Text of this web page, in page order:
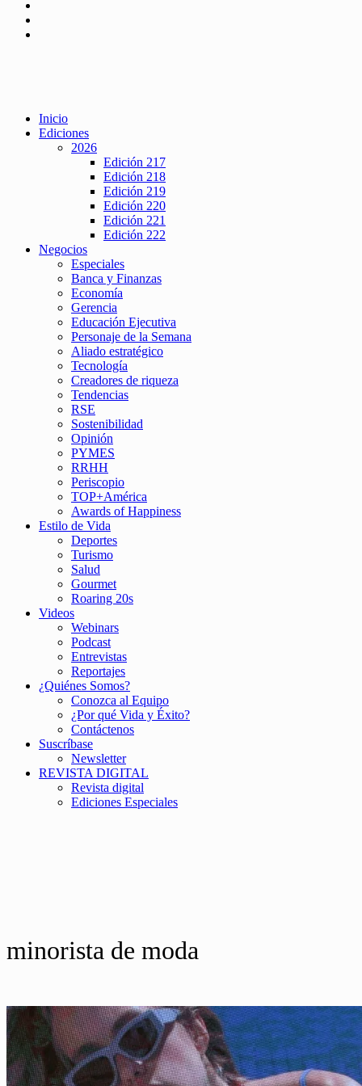
Inicio
Ediciones
2026
Edición 217
Edición 218
Edición 219
Edición 220
Edición 221
Edición 222
Negocios
Especiales
Banca y Finanzas
Economía
Gerencia
Educación Ejecutiva
Personaje de la Semana
Aliado estratégico
Tecnología
Creadores de riqueza
Tendencias
RSE
Sostenibilidad
Opinión
PYMES
RRHH
Periscopio
TOP+América
Awards of Happiness
Estilo de Vida
Deportes
Turismo
Salud
Gourmet
Roaring 20s
Videos
Webinars
Podcast
Entrevistas
Reportajes
¿Quiénes Somos?
Conozca al Equipo
¿Por qué Vida y Éxito?
Contáctenos
Suscríbase
Newsletter
REVISTA DIGITAL
Revista digital
Ediciones Especiales
minorista de moda